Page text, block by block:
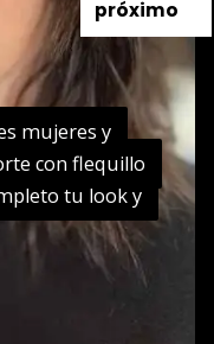
mujeres y
con flequillo
tu look y
mujeres y
con flequillo
tu look y
próximo